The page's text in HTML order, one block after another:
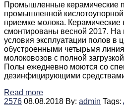
Промышленные керамические
промышленной
приемке молока.
смонтированы весной 2017. На
условия эксплуатации полов в
обустроенными четырьмя
молоковозов с полной
Полы ежедневно моются со
дезинфицирующими
Read more
2576 08.08.2018 By: admin Tags: